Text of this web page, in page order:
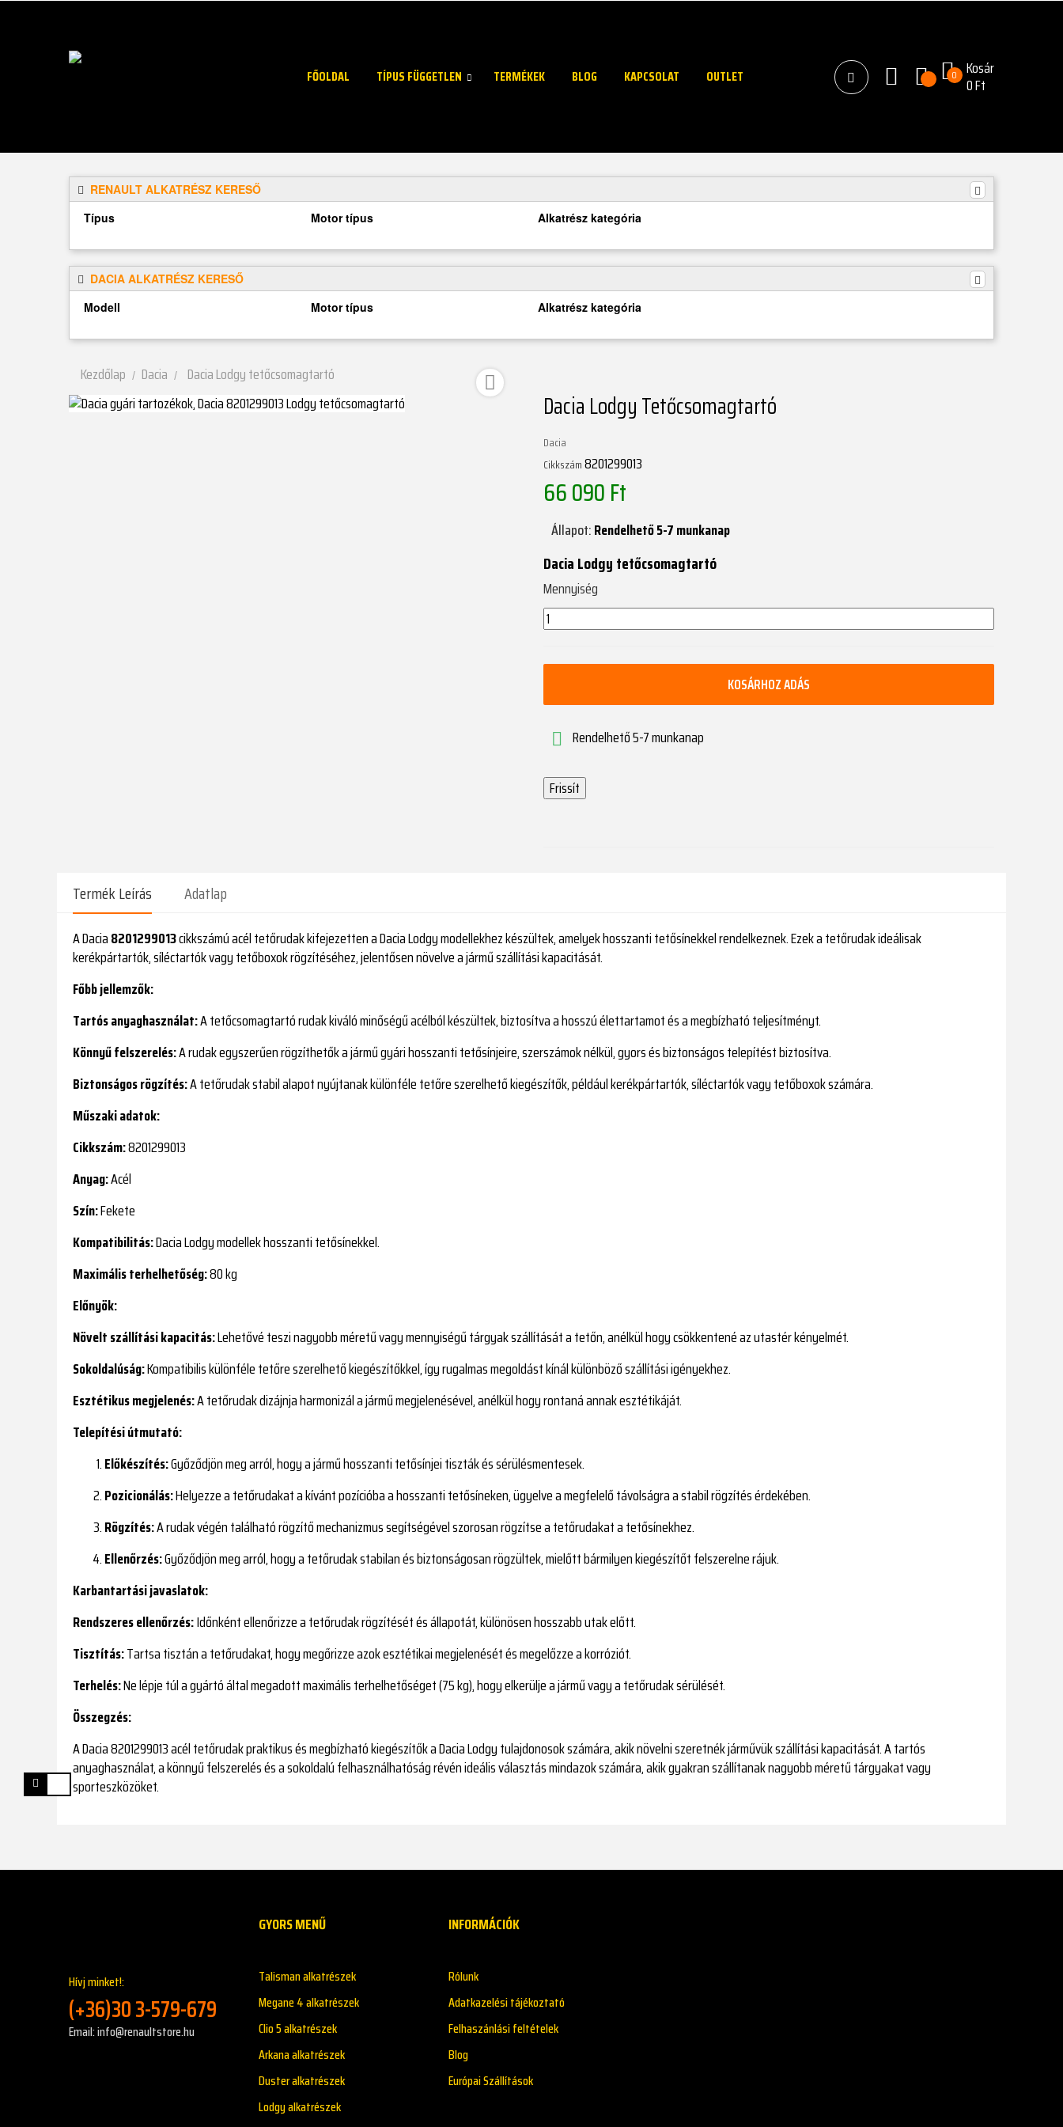
FŐOLDAL TÍPUS FÜGGETLEN TERMÉKEK BLOG KAPCSOLAT OUTLET 0 Kosár
0 Ft
RENAULT ALKATRÉSZ KERESŐ
Típus
Motor típus Alkatrész kategória
DACIA ALKATRÉSZ KERESŐ
Modell
Motor típus Alkatrész kategória
Kezdőlap Dacia Dacia Lodgy tetőcsomagtartó 
Dacia Lodgy Tetőcsomagtartó
Dacia
Cikkszám8201299013
66 090 Ft
Állapot:Rendelhető 5-7 munkanap
Dacia Lodgy tetőcsomagtartó
Mennyiség
KOSÁRHOZ ADÁS
 Rendelhető 5-7 munkanap
Termék Leírás Adatlap
A Dacia8201299013cikkszámú acél tetőrudak kifejezetten a Dacia Lodgy modellekhez készültek, amelyek hosszanti tetősínekkel rendelkeznek. Ezek a tetőrudak ideálisak
kerékpártartók, síléctartók vagy tetőboxok rögzítéséhez, jelentősen növelve a jármű szállítási kapacitását.
Főbb jellemzők:
Tartós anyaghasználat:A tetőcsomagtartó rudak kiváló minőségű acélból készültek, biztosítva a hosszú élettartamot és a megbízható teljesítményt.
Könnyű felszerelés:A rudak egyszerűen rögzíthetők a jármű gyári hosszanti tetősínjeire, szerszámok nélkül, gyors és biztonságos telepítést biztosítva.
Biztonságos rögzítés:A tetőrudak stabil alapot nyújtanak különféle tetőre szerelhető kiegészítők, például kerékpártartók, síléctartók vagy tetőboxok számára.
Műszaki adatok:
Cikkszám:8201299013
Anyag:Acél
Szín:Fekete
Kompatibilitás:Dacia Lodgy modellek hosszanti tetősínekkel.
Maximális terhelhetőség:80 kg
Előnyök:
Növelt szállítási kapacitás:Lehetővé teszi nagyobb méretű vagy mennyiségű tárgyak szállítását a tetőn, anélkül hogy csökkentené az utastér kényelmét.
Sokoldalúság:Kompatibilis különféle tetőre szerelhető kiegészítőkkel, így rugalmas megoldást kínál különböző szállítási igényekhez.
Esztétikus megjelenés:A tetőrudak dizájnja harmonizál a jármű megjelenésével, anélkül hogy rontaná annak esztétikáját.
Telepítési útmutató:
Előkészítés:Győződjön meg arról, hogy a jármű hosszanti tetősínjei tiszták és sérülésmentesek.
Pozicionálás:Helyezze a tetőrudakat a kívánt pozícióba a hosszanti tetősíneken, ügyelve a megfelelő távolságra a stabil rögzítés érdekében.
Rögzítés:A rudak végén található rögzítő mechanizmus segítségével szorosan rögzítse a tetőrudakat a tetősínekhez.
Ellenőrzés:Győződjön meg arról, hogy a tetőrudak stabilan és biztonságosan rögzültek, mielőtt bármilyen kiegészítőt felszerelne rájuk.
Karbantartási javaslatok:
Rendszeres ellenőrzés:Időnként ellenőrizze a tetőrudak rögzítését és állapotát, különösen hosszabb utak előtt.
Tisztítás:Tartsa tisztán a tetőrudakat, hogy megőrizze azok esztétikai megjelenését és megelőzze a korróziót.
Terhelés:Ne lépje túl a gyártó által megadott maximális terhelhetőséget (75 kg), hogy elkerülje a jármű vagy a tetőrudak sérülését.
Összegzés:
A Dacia 8201299013 acél tetőrudak praktikus és megbízható kiegészítők a Dacia Lodgy tulajdonosok számára, akik növelni szeretnék járművük szállítási kapacitását. A tartós
anyaghasználat, a könnyű felszerelés és a sokoldalú felhasználhatóság révén ideális választás mindazok számára, akik gyakran szállítanak nagyobb méretű tárgyakat vagy
sporteszközöket.
Hívj minket!:
(+36)30 3-579-679
Email: info@renaultstore.hu
GYORS MENŰ
Talisman alkatrészek
Megane 4 alkatrészek
Clio 5 alkatrészek
Arkana alkatrészek
Duster alkatrészek
Lodgy alkatrészek
INFORMÁCIÓK
Rólunk
Adatkazelési tájékoztató
Felhaszánlási feltételek
Blog
Európai Szállítások